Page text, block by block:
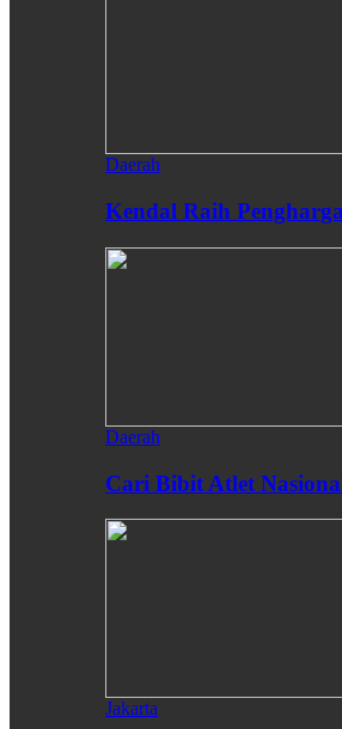
Daerah
Kendal Raih
Daerah
Cari Bibit Atlet
Jakarta